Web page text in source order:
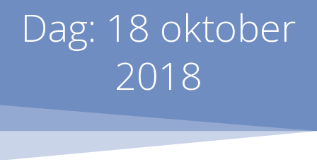
Dag: 18 oktober
2018